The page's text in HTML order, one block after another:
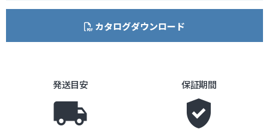
カタログダウンロード
発送目安
local_shipping
保証期間
gpp_good